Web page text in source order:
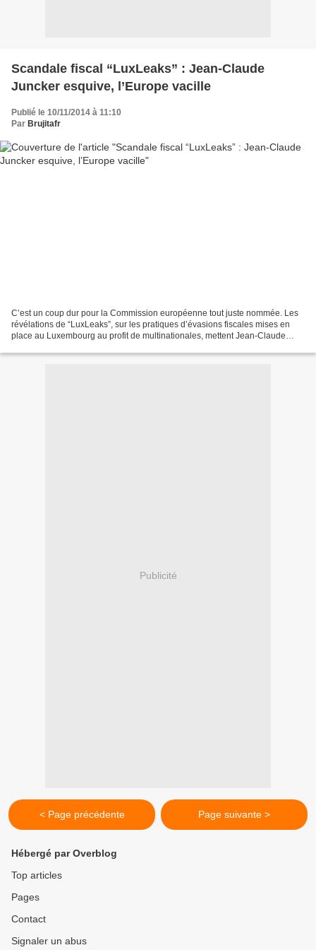
Scandale fiscal “LuxLeaks” : Jean-Claude
Juncker esquive, l’Europe vacille
Publié le 10/11/2014 à 11:10
Par Brujitafr
C’est un coup dur pour la Commission européenne tout juste nommée. Les
révélations de “LuxLeaks”, sur les pratiques d’évasions fiscales mises en
place au Luxembourg au profit de multinationales, mettent Jean-Claude
Publicité
< Page précédente Page suivante >
Hébergé par Overblog
Top articles
Pages
Contact
Signaler un abus